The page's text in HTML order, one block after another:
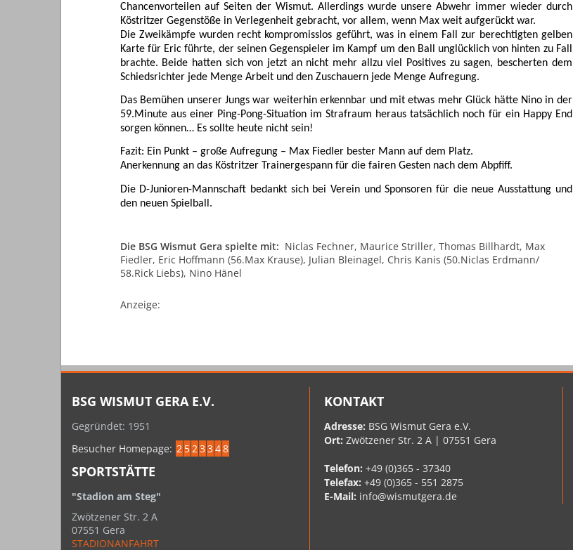
Chancenvorteilen auf Seiten der Wismut. Allerdings wurde unsere Abwehr immer wieder durch
Köstritzer Gegenstöße in Verlegenheit gebracht, vor allem, wenn Max weit aufgerückt war.
Die Zweikämpfe wurden recht kompromisslos geführt, was in einem Fall zur berechtigten gelben
Karte für Eric führte, der seinen Gegenspieler im Kampf um den Ball unglücklich von hinten zu Fall
brachte. Beide hatten sich von jetzt an nicht mehr allzu viel Positives zu sagen, bescherten dem
Schiedsrichter jede Menge Arbeit und den Zuschauern jede Menge Aufregung.
Das Bemühen unserer Jungs war weiterhin erkennbar und mit etwas mehr Glück hätte Nino in der
59.Minute aus einer Ping-Pong-Situation im Strafraum heraus tatsächlich noch für ein Happy End
sorgen können… Es sollte heute nicht sein!
Fazit: Ein Punkt – große Aufregung – Max Fiedler bester Mann auf dem Platz.
Anerkennung an das Köstritzer Trainergespann für die fairen Gesten nach dem Abpfiff.
Die D-Junioren-Mannschaft bedankt sich bei Verein und Sponsoren für die neue Ausstattung und
den neuen Spielball.
Die BSG Wismut Gera spielte mit: Niclas Fechner, Maurice Striller, Thomas Billhardt, Max
Fiedler, Eric Hoffmann (56.Max Krause), Julian Bleinagel, Chris Kanis (50.Niclas Erdmann/
58.Rick Liebs), Nino Hänel
Anzeige:
BSG WISMUT GERA E.V.
Gegründet: 1951
Besucher Homepage: 2 523 3 48
SPORTSTÄTTE
"Stadion am Steg"
Zwötzener Str. 2 A
07551 Gera
STADIONANFAHRT
KONTAKT
Adresse: BSG Wismut Gera e.V.
Ort:Zwötzener Str. 2 A | 07551 Gera
Telefon:+49 (0)365 - 37340
Telefax:+49 (0)365 - 551 2875
E-Mail: info@wismutgera.de